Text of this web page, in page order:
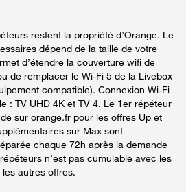
restent la propriété d’Orange. Le
dépend de la taille de votre
d’étendre la couverture wifi de
de remplacer le Wi-Fi 5 de la Livebox
compatible). Connexion Wi-Fi
: TV UHD 4K et TV 4. Le 1er répéteur
sur orange.fr pour les offres Up et
sur Max sont
chaque 72h après la demande
n’est pas cumulable avec les
autres offres.